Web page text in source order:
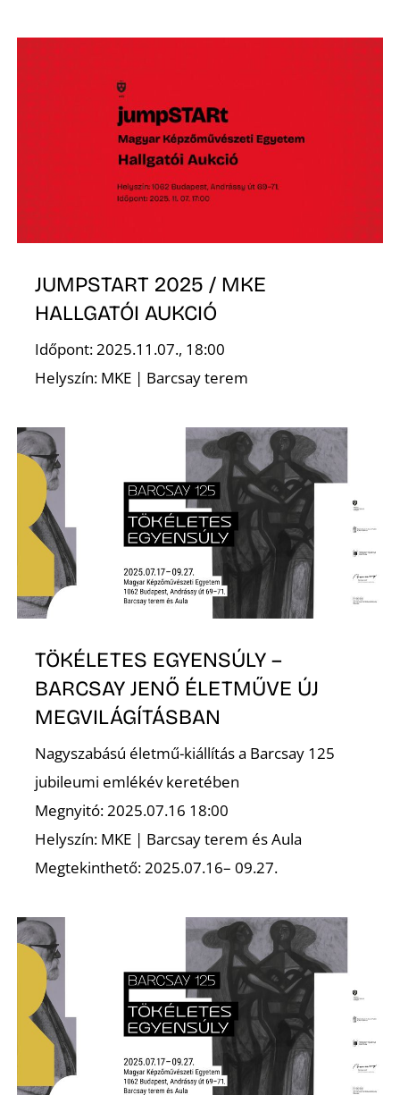
JUMPSTART 2025 / MKE
HALLGATÓI AUKCIÓ
Időpont: 2025.11.07., 18:00
Helyszín: MKE | Barcsay terem
TÖKÉLETES EGYENSÚLY –
BARCSAY JENŐ ÉLETMŰVE ÚJ
MEGVILÁGÍTÁSBAN
Nagyszabású életmű-kiállítás a Barcsay 125
jubileumi emlékév keretében
Megnyitó: 2025.07.16 18:00
Helyszín: MKE | Barcsay terem és Aula
Megtekinthető: 2025.07.16– 09.27.